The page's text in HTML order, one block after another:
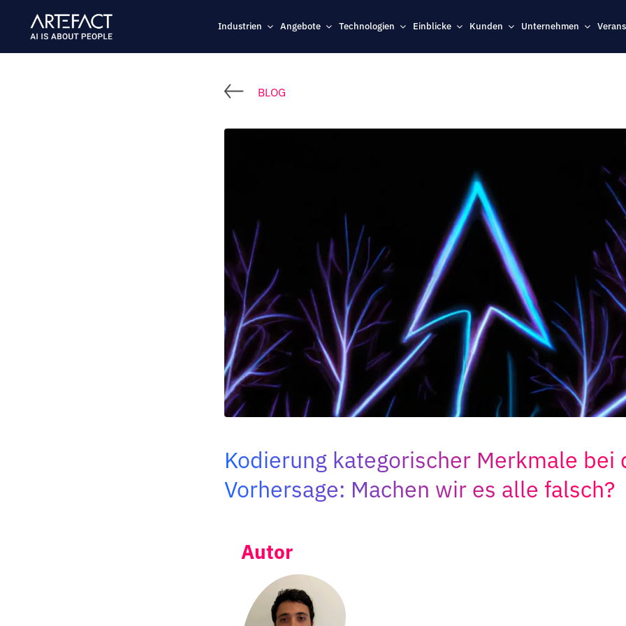
springen
Industrien Angebote Technologien Einblicke Kunden Unternehmen
BLOG
Kodierung kategorischer Merkmale bei
Vorhersage: Machen wir es alle falsch?
Autor